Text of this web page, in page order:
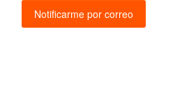
Notificarme por correo